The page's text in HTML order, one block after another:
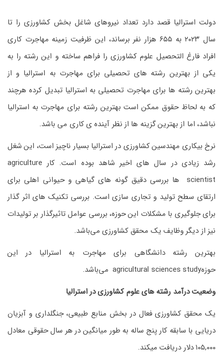
دولت استرالیا قصد دارد تعداد نیروهای شاغل بخش کشاورزی را تا
سال ۲۰۲۳ به ۶۵۵ هزار نفر برساند، این ظرفیت زمینه مهاجرت کاری
افراد فارغ التحصیل علوم کشاورزی را فراهم ساخته و این رشته را به
یکی از بهترین رشته های تحصیلی برای مهاجرت به استرالیا و از
بهترین رشته ها برای مهاجرت تحصیلی به استرالیا تبدیل کرده هرچند
که به لحاظ حقوق ممکن است بهترین رشته برای مهاجرت به استرالیا
نباشد، اما از بهترین گزینه ها از نظر آینده ی کاری می باشد.
نرخ بیکاری مهندسین کشاورزی در استرالیا بسیار ناچیز است، این شغل
رشد زیادی در سال های اخیر شاهد بوده است. کار agriculture
scientist ها بررسی دقیق گونه های گیاهی و حیوانی اهلی برای
ارتقای سطح تولید و تجاری سازی است. بررسی تکنیک های اثر گذار
برای جلوگیری با مشکلات این حوزه، بررسی عوامل تاثیرگذار بر تولیدات
نیز از دیگر وظایف یک محقق کشاورزی می‌باشد.
بهترین رشته دانشگاهی برای مهاجرت به استرالیا در این
حوزهagricultural sciences study می‌باشد.
وضعیت درآمد رشته های علوم کشاورزی در استرالیا
یک محقق کشاورزی فعال در بخش منابع طبیعی، جنگلداری و آبزیان
دریایی با سابقه کار پنج ساله به طور میانگین در هر سال حقوقی معادل
۱۰۵,۰۰۰ دلار دریافت میکند.